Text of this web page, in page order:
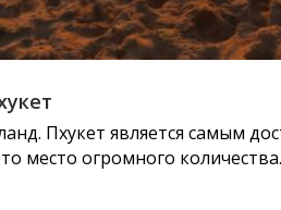
Пхукет является самым
место огромного